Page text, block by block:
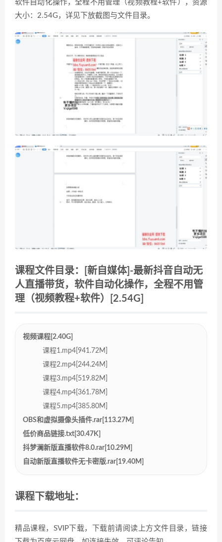
软件自动化操作，全程不用管理（视频教程+软件），资源
大小：2.54G，详见下放截图与文件目录。
课程文件目录：[新自媒体]-最新抖音自动无
人直播带货，软件自动化操作，全程不用管
理（视频教程+软件）[2.54G]
视频课程[2.40G]
课程1.mp4[941.72M]
课程2.mp4[244.24M]
课程3.mp4[519.82M]
课程4.mp4[361.78M]
课程5.mp4[385.80M]
OBS和虚拟摄像头插件.rar[113.27M]
低价商品链接.txt[30.47K]
抖梦澜新版直播软件8.0.rar[10.29M]
自动新版直播软件无卡密版.rar[19.40M]
课程下载地址：
精品课程，SVIP下载，下载前请阅读上方文件目录，链接